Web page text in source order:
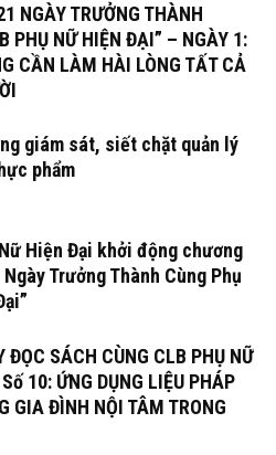
NGÀY TRƯỞNG THÀNH
PHỤ NỮ HIỆN ĐẠI” – NGÀY 1:
CẦN LÀM HÀI LÒNG TẤT CẢ
giám sát, siết chặt quản lý
phẩm
Hiện Đại khởi động chương
Trưởng Thành Cùng Phụ
ĐỌC SÁCH CÙNG CLB PHỤ NỮ
10: ỨNG DỤNG LIỆU PHÁP
GIA ĐÌNH NỘI TÂM TRONG